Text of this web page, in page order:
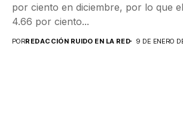
por ciento en diciembre, por lo que
4.66 por ciento...
PORREDACCIÓN RUIDO EN LA RED 9 DE ENERO